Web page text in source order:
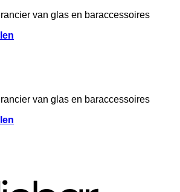
van glas en baraccessoires
van glas en baraccessoires